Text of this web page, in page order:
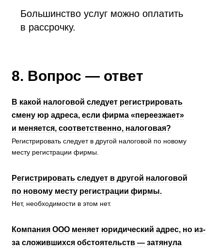
Большинство услуг можно оплатить
в рассрочку.
8. Вопрос — ответ
В какой налоговой следует регистрировать
смену юр адреса, если фирма «переезжает»
и меняется, соответственно, налоговая?
Регистрировать следует в другой налоговой по новому
месту регистрации фирмы.
Регистрировать следует в другой налоговой
по новому месту регистрации фирмы.
Нет, необходимости в этом нет.
Компания ООО меняет юридический адрес, но из-
за сложившихся обстоятельств — затянула